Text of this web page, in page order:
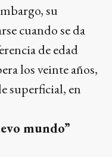
su
cuando se da
de edad
los veinte años,
superficial, en
mundo”